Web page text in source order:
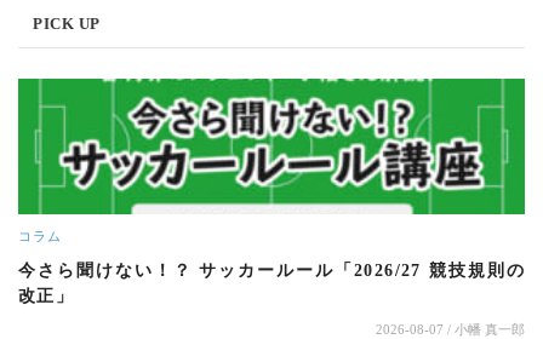
PICK UP
コラム
今さら聞けない！？ サッカールール「2026/27 競技規則の
改正」
2026-08-07 / 小幡 真一郎